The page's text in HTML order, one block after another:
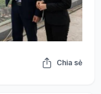
Chia sẻ